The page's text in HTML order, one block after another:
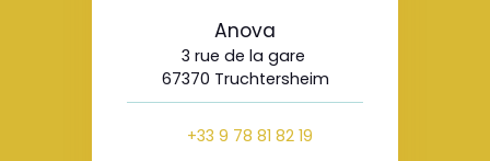
Anova
3 rue de la gare
67370 Truchtersheim
+33 9 78 81 82 19